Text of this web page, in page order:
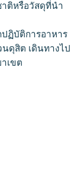
ติหรือวัสดุที่นำ
ฏิบัติการอาหาร
นดุสิต เดินทางไป
เขต